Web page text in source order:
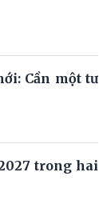
Cần một tư
trong hai